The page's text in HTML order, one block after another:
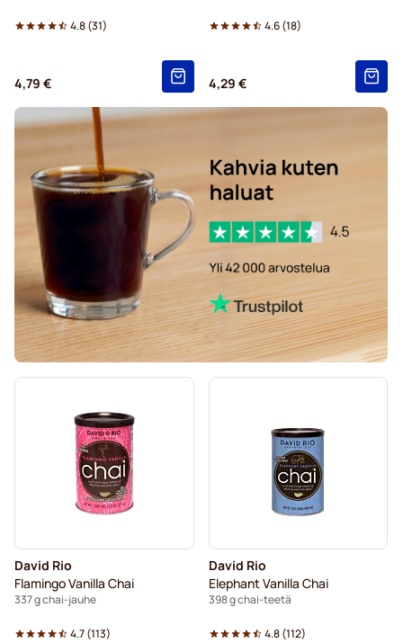
4.8(31)
4,79 €
4.6(18)
4,29 €
David Rio
Flamingo Vanilla Chai
337 g chai-jauhe
4.7(113)
David Rio
Elephant Vanilla Chai
398 g chai-teetä
4.8(112)